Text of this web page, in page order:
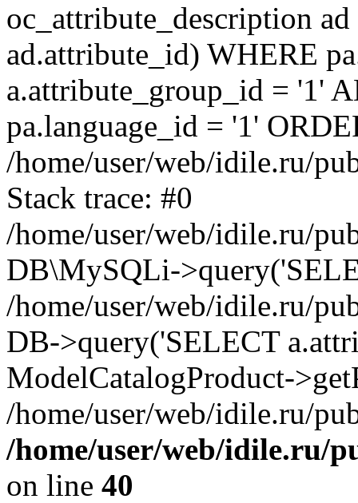
oc_attribute_description
ad.attribute_id) WHERE
a.attribute_group_id = '1'
pa.language_id = '1'
/home/user/web/idile.ru/
Stack trace: #0
/home/user/web/idile.ru/
DB\MySQLi-
/home/user/web/idile.ru/
DB->query('SELECT
ModelCatalogProduct-
/home/user/web/idile.ru/
/home/user/web/idile.ru/
on line 40